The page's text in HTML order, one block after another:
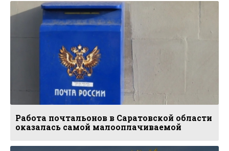
Работа почтальонов в Саратовской области
оказалась самой малооплачиваемой